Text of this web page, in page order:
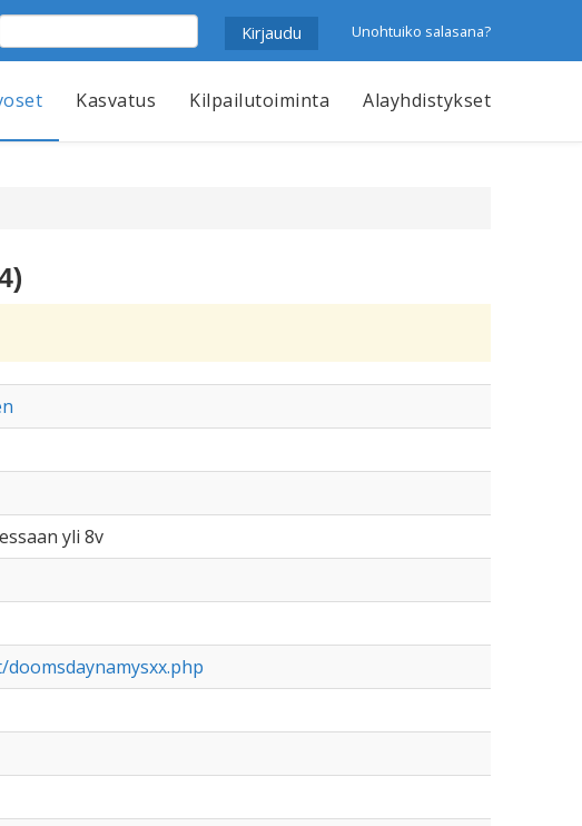
Unohtuiko salasana?
Kasvatus Kilpailutoiminta Alayhdistykset
yli 8v